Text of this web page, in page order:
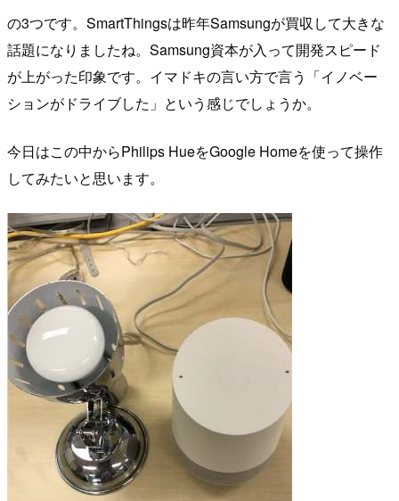
の3つです。SmartThingsは昨年Samsungが買収して大きな
話題になりましたね。Samsung資本が入って開発スピード
が上がった印象です。イマドキの言い方で言う「イノベー
ションがドライブした」という感じでしょうか。
今日はこの中からPhilips HueをGoogle Homeを使って操作
してみたいと思います。